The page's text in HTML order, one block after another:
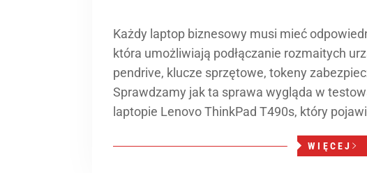
Każdy laptop biznesowy musi mieć
która umożliwiają podłączanie rozmaitych
pendrive, klucze sprzętowe, tokeny
Sprawdzamy jak ta sprawa wygląda w
laptopie Lenovo ThinkPad T490s, który
WIĘCEJ